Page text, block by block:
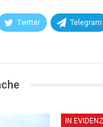
Twitter Telegram
IN